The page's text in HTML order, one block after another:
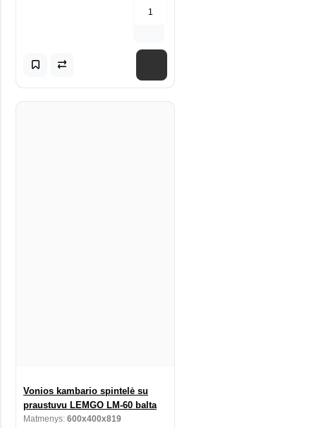
Vonios kambario spintelė su
praustuvu LEMGO LM-60 balta
Matmenys: 600x400x819